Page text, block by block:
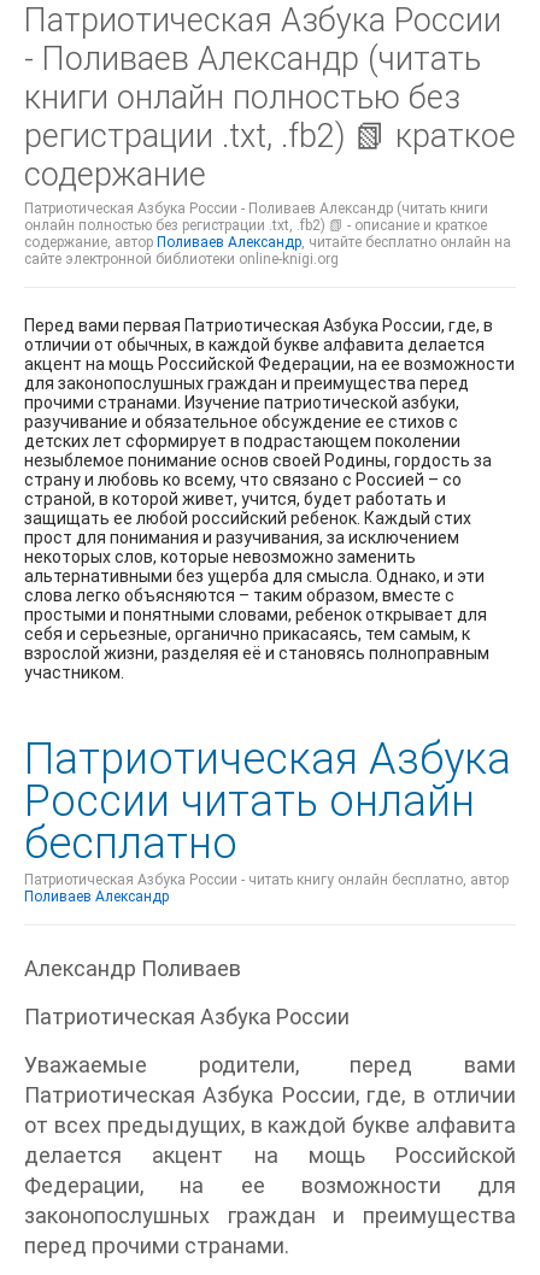
Патриотическая Азбука России
- Поливаев Александр (читать
книги онлайн полностью без
регистрации .txt, .fb2) 📗 краткое
содержание
Патриотическая Азбука России - Поливаев Александр (читать книги
онлайн полностью без регистрации .txt, .fb2) 📗 - описание и краткое
содержание, автор Поливаев Александр, читайте бесплатно онлайн на
сайте электронной библиотеки online-knigi.org
Перед вами первая Патриотическая Азбука России, где, в
отличии от обычных, в каждой букве алфавита делается
акцент на мощь Российской Федерации, на ее возможности
для законопослушных граждан и преимущества перед
прочими странами. Изучение патриотической азбуки,
разучивание и обязательное обсуждение ее стихов с
детских лет сформирует в подрастающем поколении
незыблемое понимание основ своей Родины, гордость за
страну и любовь ко всему, что связано с Россией – со
страной, в которой живет, учится, будет работать и
защищать ее любой российский ребенок. Каждый стих
прост для понимания и разучивания, за исключением
некоторых слов, которые невозможно заменить
альтернативными без ущерба для смысла. Однако, и эти
слова легко объясняются – таким образом, вместе с
простыми и понятными словами, ребенок открывает для
себя и серьезные, органично прикасаясь, тем самым, к
взрослой жизни, разделяя её и становясь полноправным
участником.
Патриотическая Азбука
России читать онлайн
бесплатно
Патриотическая Азбука России - читать книгу онлайн бесплатно, автор
Поливаев Александр
Александр Поливаев
Патриотическая Азбука России
Уважаемые родители, перед вами
Патриотическая Азбука России, где, в отличии
от всех предыдущих, в каждой букве алфавита
делается акцент на мощь Российской
Федерации, на ее возможности для
законопослушных граждан и преимущества
перед прочими странами.